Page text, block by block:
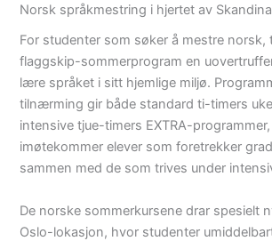
Norsk språkmestring i hjertet av
For studenter som søker å mestre norsk,
flaggskip-sommerprogram en
lære språket i sitt hjemlige miljø.
tilnærming gir både standard ti-timers
intensive tjue-timers EXTRA-
imøtekommer elever som foretrekker
sammen med de som trives under
De norske sommerkursene drar spesielt
Oslo-lokasjon, hvor studenter